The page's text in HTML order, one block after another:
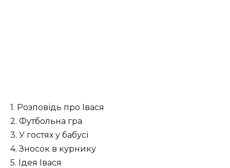
1. Розповідь про Івася
2. Футбольна гра
3. У гостях у бабусі
4. Зносок в курнику
5. Ідея Івася